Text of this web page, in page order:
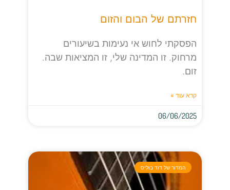
חזרתם של הבום והזום
הפסקתי לחוש אי נעימות בשיעורים
מרחוק. זו המדינה שלי, זו המציאות שבה.
זום.
קרא עוד »
06/06/2025
המדור של דוד בוליס